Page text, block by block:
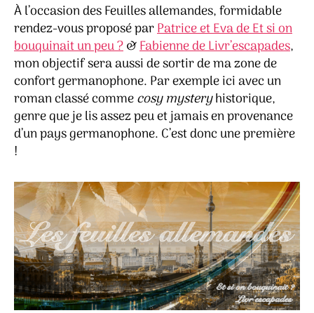
À l’occasion des Feuilles allemandes, formidable
rendez-vous proposé parPatrice et Eva de Et si on
bouquinait un peu ?&Fabienne de Livr’escapades,
mon objectif sera aussi de sortir de ma zone de
confort germanophone. Par exemple ici avec un
roman classé commecosy mysteryhistorique,
genre que je lis assez peu et jamais en provenance
d’un pays germanophone. C’est donc une première
!